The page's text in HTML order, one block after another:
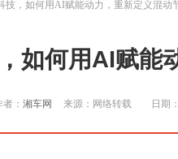
技，如何用AI赋能动力，重新定义混动
如何用AI赋能
者： 湘车网 来源：网络转载 日期